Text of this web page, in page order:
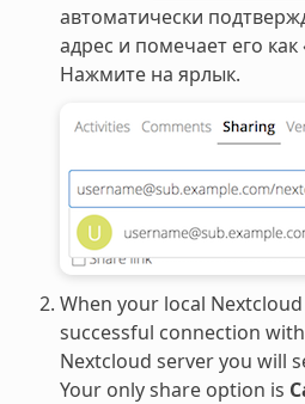
автоматически
адрес и помечает его
Нажмите на ярлык.
When your local
successful connection
Nextcloud server you will
Your only share option is